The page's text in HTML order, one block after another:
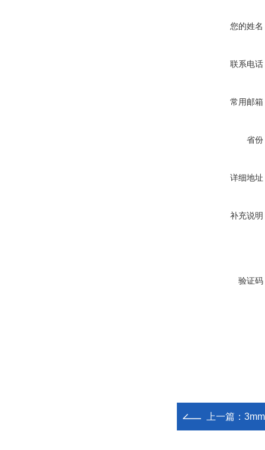
您的姓名
联系电话
常用邮箱
省份
详细地址
补充说明
验证码
上一篇：